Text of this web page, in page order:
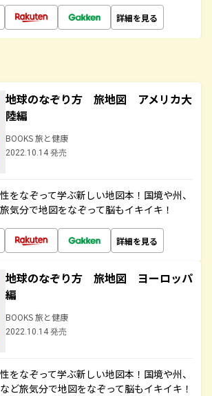
詳細を見る
地球のなぞり方 旅地図 アメリカ大
陸編
BOOKS 旅と健康
2022.10.14 発売
をなぞって学ぶ新しい地図本！国境や州、
気分で地図をなぞって脳もイキイキ！
詳細を見る
地球のなぞり方 旅地図 ヨーロッパ
編
BOOKS 旅と健康
2022.10.14 発売
をなぞって学ぶ新しい地図本！国境や州、
ど旅気分で地図をなぞって脳もイキイキ！